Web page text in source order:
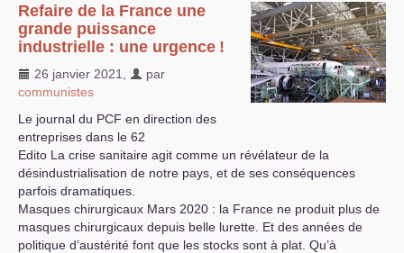
Refaire de la France une
grande puissance
industrielle : une urgence !
26 janvier 2021
par
communistes
Le journal du PCF en direction des
entreprises dans le 62
Edito La crise sanitaire agit comme un révélateur de la
désindustrialisation de notre pays, et de ses conséquences
parfois dramatiques.
Masques chirurgicaux Mars 2020 : la France ne produit plus de
masques chirurgicaux depuis belle lurette. Et des années de
politique d’austérité font que les stocks sont à plat. Qu’à